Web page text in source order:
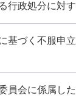
政処分に対
基づく不服申
員会に係属し